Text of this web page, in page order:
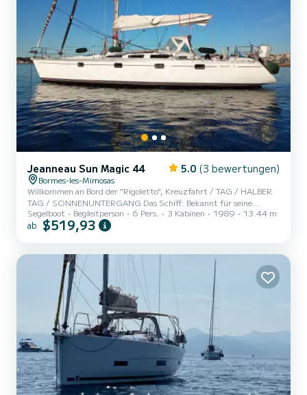
Jeanneau Sun Magic 44 5.0 (3 bewertungen)
Bormes-les-Mimosas
Willkommen an Bord der "Rigoletto", Kreuzfahrt / TAG / HALBER
TAG / SONNENUNTERGANG Das Schiff: Bekannt für seine
Zuverlässigkeit, wurde diese SUN MAGIC 44 gerade vollständig
renoviert (Werftausgang 04. März 2026). Es ist mit allen
IRRIDIUM-Satellitentelefon, EPIRB-Boje, PLB1, SART, RADAR,
Rettungsinsel, makellose Beschläge, HARKEN PERFORMA-
Winschen, Großsegel, Genua und Stags...
Segelboot Begleitperson 6 Pers. 3 Kabinen 1989 13.44 m
ab $519,93